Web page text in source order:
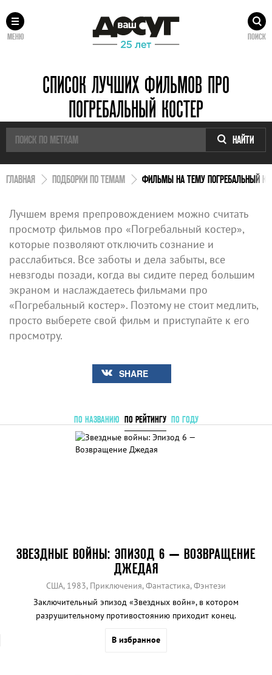
МЕНЮ ПОИСК
СПИСОК ЛУЧШИХ ФИЛЬМОВ ПРО
ПОГРЕБАЛЬНЫЙ КОСТЕР
НАЙТИ
ГЛАВНАЯ ПОДБОРКИ ПО ТЕМАМ ФИЛЬМЫ НА ТЕМУ ПОГРЕБАЛЬНЫЙ
Лучшем время препровождением можно считать
просмотр фильмов про «Погребальный костер»,
которые позволяют отключить сознание и
расслабиться. Все заботы и дела забыты, все
невзгоды позади, когда вы сидите перед большим
экраном и наслаждаетесь фильмами про
«Погребальный костер». Поэтому не стоит медлить,
просто выберете свой фильм и приступайте к его
просмотру.
SHARE
ПО НАЗВАНИЮ ПО РЕЙТИНГУ ПО ГОДУ
ЗВЕЗДНЫЕ ВОЙНЫ: ЭПИЗОД 6 — ВОЗВРАЩЕНИЕ
ДЖЕДАЯ
США, 1983, Приключения, Фантастика, Фэнтези
Заключительный эпизод «Звездных войн», в котором
разрушительному противостоянию приходит конец.
В избранное